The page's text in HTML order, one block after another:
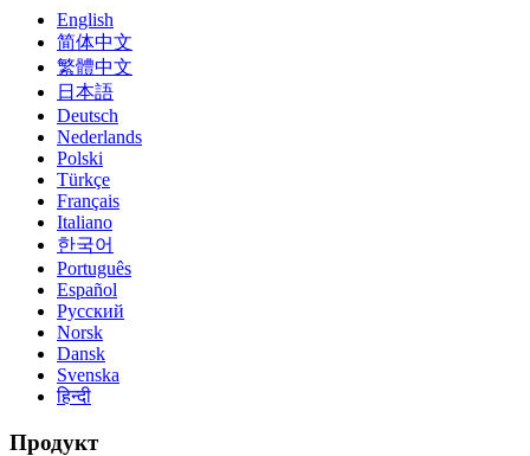
English
简体中文
繁體中文
日本語
Deutsch
Nederlands
Polski
Türkçe
Français
Italiano
한국어
Português
Español
Русский
Norsk
Dansk
Svenska
हिन्दी
Продукт